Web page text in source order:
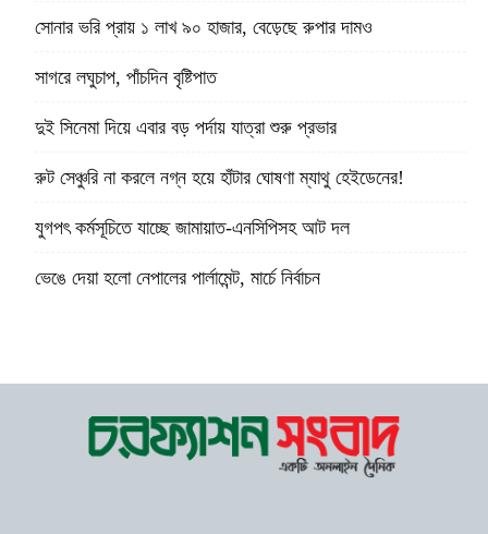
সোনার ভরি প্রায় ১ লাখ ৯০ হাজার, বেড়েছে রুপার দামও
সাগরে লঘুচাপ, পাঁচদিন বৃষ্টিপাত
দুই সিনেমা দিয়ে এবার বড় পর্দায় যাত্রা শুরু প্রভার
রুট সেঞ্চুরি না করলে নগ্ন হয়ে হাঁটার ঘোষণা ম্যাথু হেইডেনের!
যুগপৎ কর্মসূচিতে যাচ্ছে জামায়াত-এনসিপিসহ আট দল
ভেঙে দেয়া হলো নেপালের পার্লামেন্ট, মার্চে নির্বাচন